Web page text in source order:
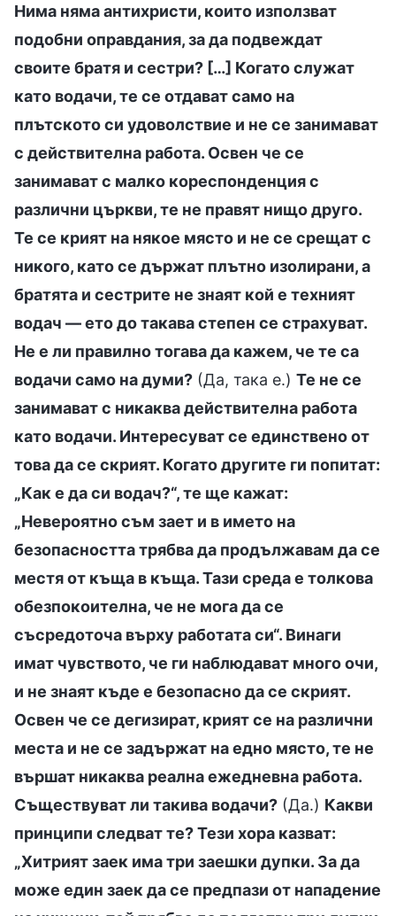
Нима няма антихристи, които използват
подобни оправдания, за да подвеждат
своите братя и сестри? […] Когато служат
като водачи, те се отдават само на
плътското си удоволствие и не се занимават
с действителна работа. Освен че се
занимават с малко кореспонденция с
различни църкви, те не правят нищо друго.
Те се крият на някое място и не се срещат с
никого, като се държат плътно изолирани, а
братята и сестрите не знаят кой е техният
водач — ето до такава степен се страхуват.
Не е ли правилно тогава да кажем, че те са
водачи само на думи? (Да, така е.) Те не се
занимават с никаква действителна работа
като водачи. Интересуват се единствено от
това да се скрият. Когато другите ги попитат:
„Как е да си водач?“, те ще кажат:
„Невероятно съм зает и в името на
безопасността трябва да продължавам да се
местя от къща в къща. Тази среда е толкова
обезпокоителна, че не мога да се
съсредоточа върху работата си“. Винаги
имат чувството, че ги наблюдават много очи,
и не знаят къде е безопасно да се скрият.
Освен че се дегизират, крият се на различни
места и не се задържат на едно място, те не
вършат никаква реална ежедневна работа.
Съществуват ли такива водачи? (Да.) Какви
принципи следват те? Тези хора казват:
„Хитрият заек има три заешки дупки. За да
може един заек да се предпази от нападение